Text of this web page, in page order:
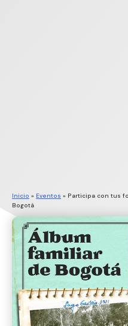
Inicio » Eventos » Participa con tus
Bogotá